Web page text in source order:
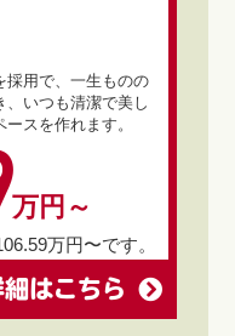
採用で、一生ものの
いつも清潔で美し
スを作れます。
万円～
万円〜です。
細はこちら